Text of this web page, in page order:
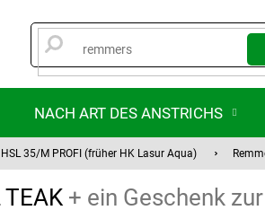
NACH ART DES ANSTRICHS
HSL 35/M PROFI (früher HK Lasur Aqua)
+ ein Geschenk